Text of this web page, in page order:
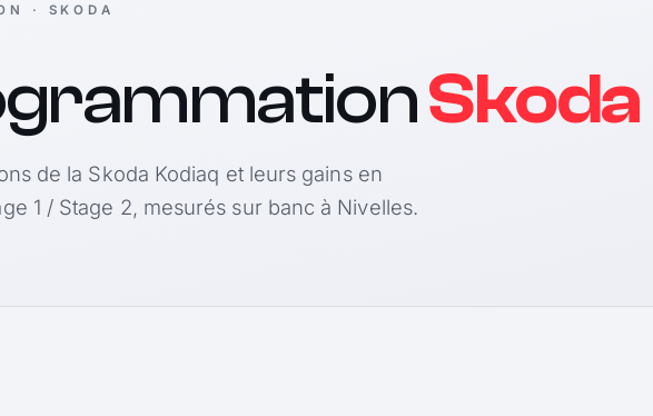
· SKODA
de la Skoda Kodiaq et leurs gains en
1 / Stage 2, mesurés sur banc à Nivelles.